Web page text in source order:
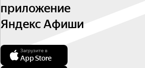
приложение
Яндекс Афиши
Загрузите в
App Store